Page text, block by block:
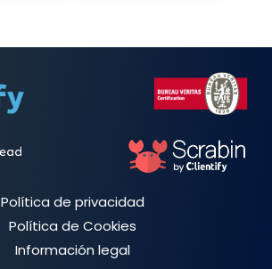
Política de privacidad
Política de Cookies
Información legal